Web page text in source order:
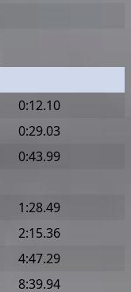
0:12.10
0:29.03
0:43.99
1:28.49
2:15.36
4:47.29
8:39.94